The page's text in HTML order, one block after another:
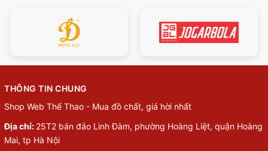
THÔNG TIN CHUNG
Shop Web Thể Thao - Mua đồ chất, giá hời nhất
Địa chỉ: 25T2 bán đảo Linh Đàm, phường Hoàng Liệt, quận Hoàng
Mai, tp Hà Nội